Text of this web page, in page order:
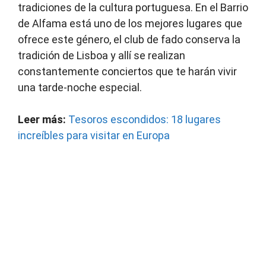
tradiciones de la cultura portuguesa. En el Barrio
de Alfama está uno de los mejores lugares que
ofrece este género, el club de fado conserva la
tradición de Lisboa y allí se realizan
constantemente conciertos que te harán vivir
una tarde-noche especial.
Leer más: Tesoros escondidos: 18 lugares
increíbles para visitar en Europa